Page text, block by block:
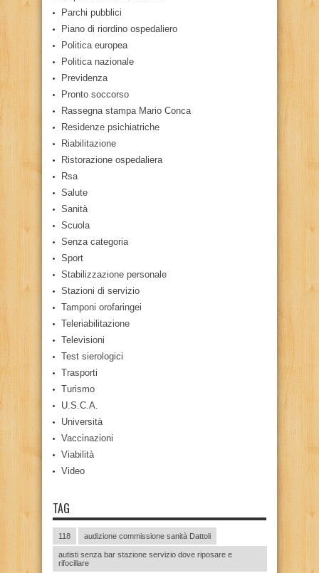
Parchi pubblici
Piano di riordino ospedaliero
Politica europea
Politica nazionale
Previdenza
Pronto soccorso
Rassegna stampa Mario Conca
Residenze psichiatriche
Riabilitazione
Ristorazione ospedaliera
Rsa
Salute
Sanità
Scuola
Senza categoria
Sport
Stabilizzazione personale
Stazioni di servizio
Tamponi orofaringei
Teleriabilitazione
Televisioni
Test sierologici
Trasporti
Turismo
U.S.C.A.
Università
Vaccinazioni
Viabilità
Video
TAG
118 audizione commissione sanità Dattoli
autisti senza bar stazione servizio dove riposare e
rifocillare